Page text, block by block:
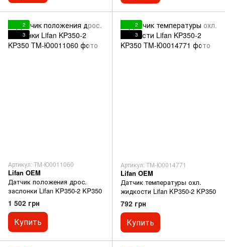
2
3
Артикул: TM-Ю0011060
Lifan OEM
Датчик положения дрос.
заслонки Lifan KP350-2 KP350
1 502 грн
Купить
2
3
Артикул: TM-Ю0014771
Lifan OEM
Датчик температуры охл.
жидкости Lifan KP350-2 KP350
792 грн
Купить